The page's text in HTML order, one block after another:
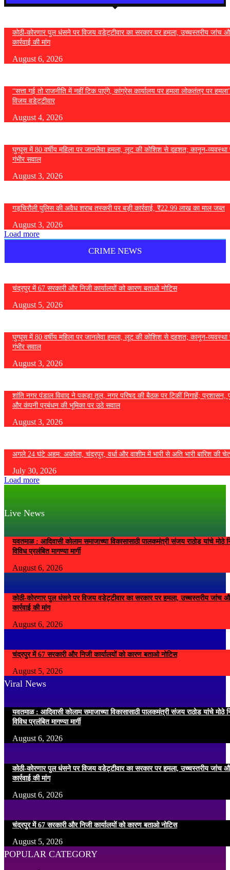
कोठी-कोरणार पुल धंसने पर विजय वडेट्टीवार का सरकार पर हमला, उच्चस्तरीय जांच
कार्रवाई की मांग
August 6, 2026
“सत्ता गई तो राजनीति में नहीं टिक पाएंगे, कांग्रेस कार्यालय पर हमला लोकतंत्र पर
विजय वडेट्टीवार
August 4, 2026
घुग्घूस में 80 वर्षीय महिला पर जानलेवा हमला, लूट की कोशिश से दहशत; कानून-व्यवस्था
गंभीर सवाल
August 3, 2026
गड़चिरौली पुलिस की अवैध शराब तस्करी पर बड़ी कार्रवाई, ₹22.99 लाख का माल जब्त
August 3, 2026
Load more
CRIME NEWS
चंद्रपुर में 67 सरकारी और निजी कार्यालयों को कारण बताओ नोटिस
August 5, 2026
घुग्घूस में 80 वर्षीय महिला पर जानलेवा हमला, लूट की कोशिश से दहशत; कानून-व्यवस्था
गंभीर सवाल
August 3, 2026
शांति नगर पंडाल विवाद ने पकड़ा तूल, नगर परिषद की बैठक पर टिकीं निगाहें; प्रशासन,
और कंपनी प्रबंधन की भूमिका पर उठे सवाल
August 3, 2026
अगले 24 घंटे अहम: अकोला, चंद्रपुर, वर्धा और वाशीम में भारी से अति भारी बारिश की
July 30, 2026
Load more
Live News
यवतमाळ : आदिवासी कोलाम समाजाच्या विकासासाठी पालकमंत्री संजय राठोड यांचे मोठे
विविध प्रलंबित मागण्या मार्गी
August 6, 2026
कोठी-कोरणार पुल धंसने पर विजय वडेट्टीवार का सरकार पर हमला, उच्चस्तरीय जांच
कार्रवाई की मांग
August 6, 2026
चंद्रपुर में 67 सरकारी और निजी कार्यालयों को कारण बताओ नोटिस
August 5, 2026
Viral News
यवतमाळ : आदिवासी कोलाम समाजाच्या विकासासाठी पालकमंत्री संजय राठोड यांचे मोठे
विविध प्रलंबित मागण्या मार्गी
August 6, 2026
कोठी-कोरणार पुल धंसने पर विजय वडेट्टीवार का सरकार पर हमला, उच्चस्तरीय जांच
कार्रवाई की मांग
August 6, 2026
चंद्रपुर में 67 सरकारी और निजी कार्यालयों को कारण बताओ नोटिस
August 5, 2026
POPULAR CATEGORY